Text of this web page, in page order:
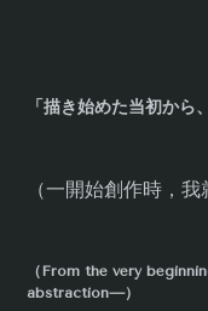
「描き始めた当初から
（一開始創作時，
（From the very
abstraction—）